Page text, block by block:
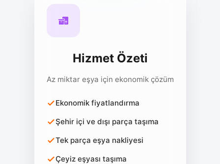
Hizmet Özeti
Az miktar eşya için ekonomik çözüm
Ekonomik fiyatlandırma
Şehir içi ve dışı parça taşıma
Tek parça eşya nakliyesi
Çeyiz eşyası taşıma